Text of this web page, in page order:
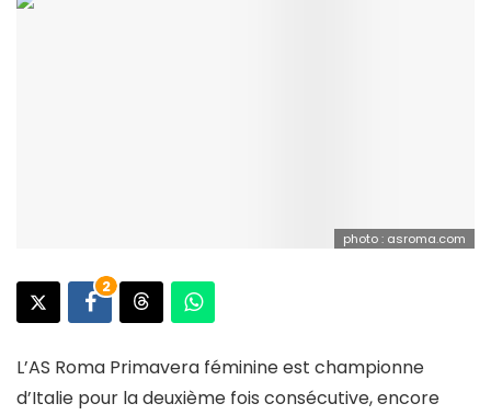
photo : asroma.com
2
L’AS Roma Primavera féminine est championne
d’Italie pour la deuxième fois consécutive, encore